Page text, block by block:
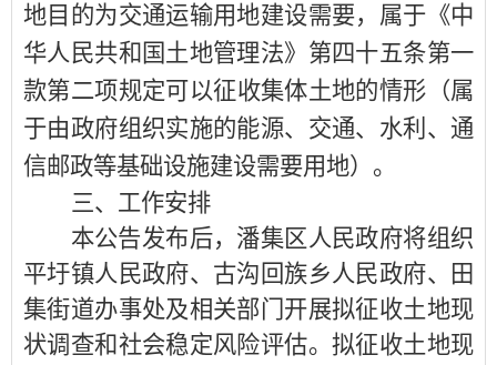
地目的为交通运输用地建设需要，属于 《中
华人民共和国土地管理法》第四十五条第一
款第二项规定可以征收集体土地的情形 （属
于由政府组织实施的能源、交通、水利、通
信邮政等基础设施建设需要用地） 。
三、工作安排
本公告发布后，潘集区人民政府将组织
平圩镇人民政府、古沟回族乡人民政府、田
集街道办事处及相关部门开展拟征收土地现
状调查和社会稳定风险评估。拟征收土地现